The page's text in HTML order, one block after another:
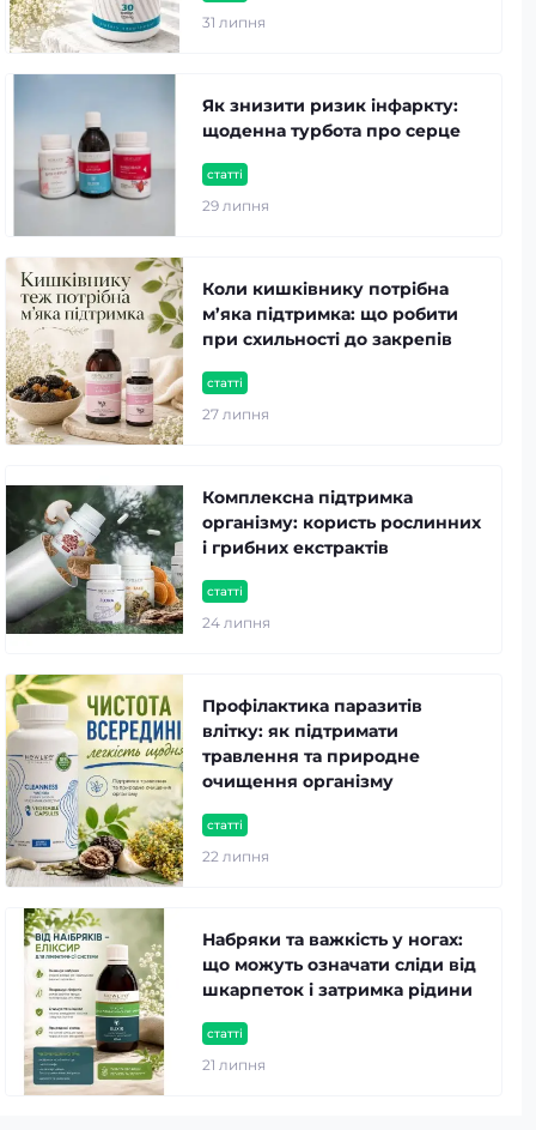
31 липня
статті
29 липня
Як знизити ризик інфаркту:
щоденна турбота про серце
статті
27 липня
Коли кишківнику потрібна
м’яка підтримка: що робити
при схильності до закрепів
статті
24 липня
Комплексна підтримка
організму: користь рослинних
і грибних екстрактів
статті
22 липня
Профілактика паразитів
влітку: як підтримати
травлення та природне
очищення організму
статті
21 липня
Набряки та важкість у ногах:
що можуть означати сліди від
шкарпеток і затримка рідини